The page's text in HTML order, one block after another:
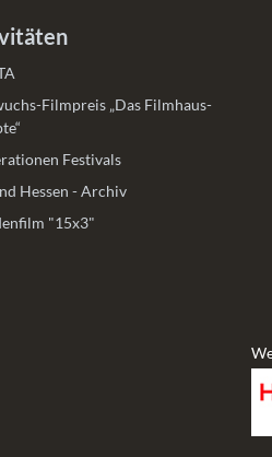
Filmpreis „Das Filmhaus-
Festivals
Hessen - Archiv
"15x3"